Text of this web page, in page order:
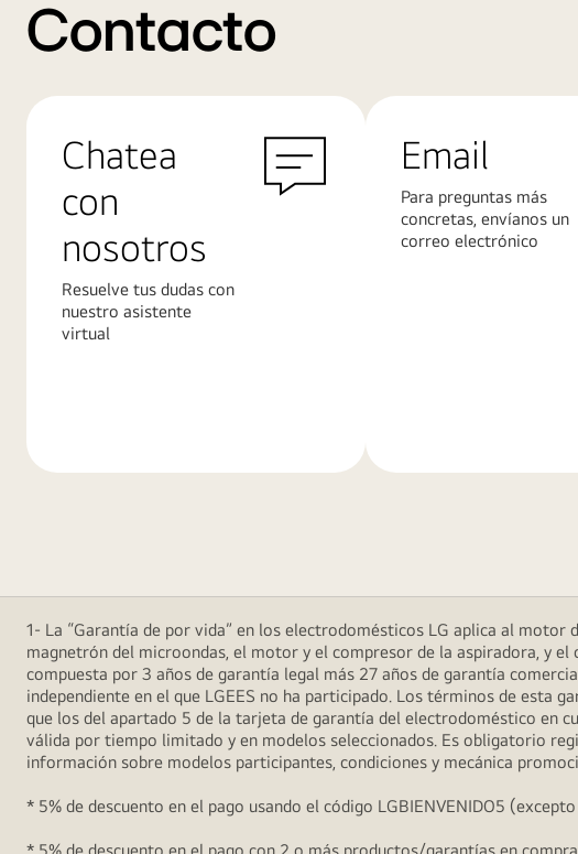
Contacto
Chatea
con
nosotros
Resuelve tus dudas con
nuestro asistente
virtual
Email
Para preguntas más
concretas, envíanos un
correo electrónico
1- La “Garantía de por vida” en los electrodomésticos LG aplica al
magnetrón del microondas, el motor y el compresor de la aspiradora, y
compuesta por 3 años de garantía legal más 27 años de garantía
independiente en el que LGEES no ha participado. Los términos de esta
que los del apartado 5 de la tarjeta de garantía del electrodoméstico en
válida por tiempo limitado y en modelos seleccionados. Es obligatorio
información sobre modelos participantes, condiciones y mecánica
* 5% de descuento en el pago usando el código LGBIENVENIDO5